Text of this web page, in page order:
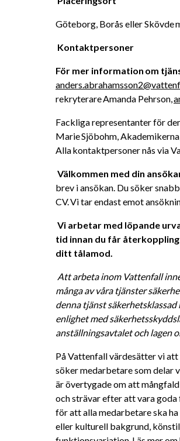
Göteborg, Borås eller Skövde
Kontaktpersoner
För mer information om
rekryterare Amanda Pehrson,
Fackliga representanter för
Marie Sjöbohm,
Alla kontaktpersoner nås via
Välkommen med din
brev i ansökan. Du söker
CV. Vi tar endast emot
Vi arbetar med löpande
tid innan du får
ditt tålamod.
Att arbeta inom Vattenfall
många av våra tjänster
denna tjänst
enlighet med
anställningsavtalet och lagen
På Vattenfall värdesätter vi
söker medarbetare som delar
är övertygade om att
och strävar efter att vara
för att alla medarbetare ska
eller kulturell bakgrund,